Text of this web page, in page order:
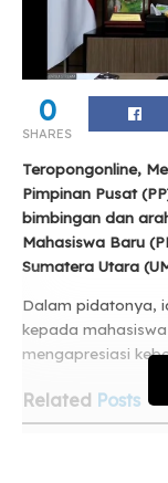
0
SHARES
Teropongonline,
Pimpinan Pusat
bimbingan dan
Mahasiswa Baru
Sumatera Utara
Dalam pidatonya,
kepada
mengapresiasi
Related Posts